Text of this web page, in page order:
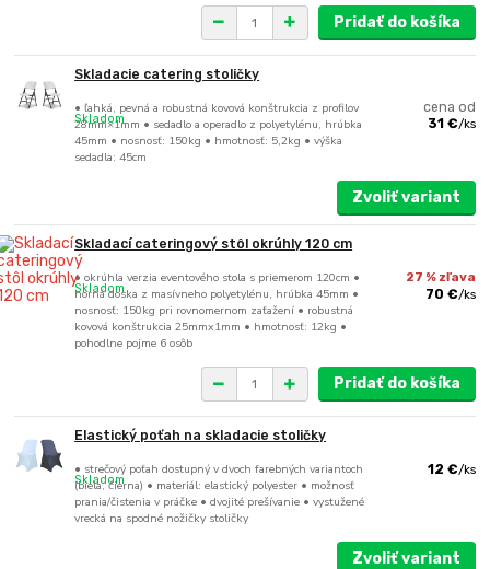
Pridať do košíka
Skladacie catering stoličky
• ľahká, pevná a robustná kovová konštrukcia z profilov
28mm×1mm • sedadlo a operadlo z polyetylénu, hrúbka
45mm • nosnosť: 150kg • hmotnosť: 5,2kg • výška
sedadla: 45cm
cena od
31 €/ks
Skladom
Zvoliť variant
Skladací cateringový stôl okrúhly 120 cm
• okrúhla verzia eventového stola s priemerom 120cm •
horná doska z masívneho polyetylénu, hrúbka 45mm •
nosnosť: 150kg pri rovnomernom zaťažení • robustná
kovová konštrukcia 25mmx1mm • hmotnosť: 12kg •
pohodlne pojme 6 osôb
27 % zľava
70 €/ks
Skladom
Pridať do košíka
Elastický poťah na skladacie stoličky
• strečový poťah dostupný v dvoch farebných variantoch
(biela, čierna) • materiál: elastický polyester • možnosť
prania/čistenia v práčke • dvojité prešívanie • vystužené
vrecká na spodné nožičky stoličky
12 €/ks
Skladom
Zvoliť variant